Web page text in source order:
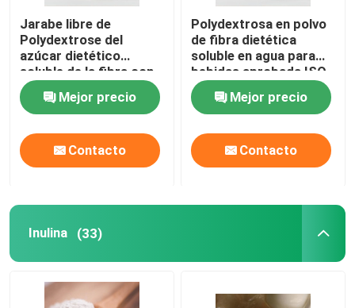
Jarabe libre de
Polydextrose del
azúcar dietético
soluble de la fibra con
el mismo líquido de
Polydextrose del color
claro para los
productos libres del
azúcar
Mejor precio
Contacto
Polydextrosa en polvo
de fibra dietética
soluble en agua para
bebidas aprobada ISO
Mejor precio
Contacto
Inulina (33)